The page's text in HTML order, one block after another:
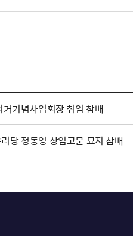
기념사업회장 취임 참배
당 정동영 상임고문 묘지 참배